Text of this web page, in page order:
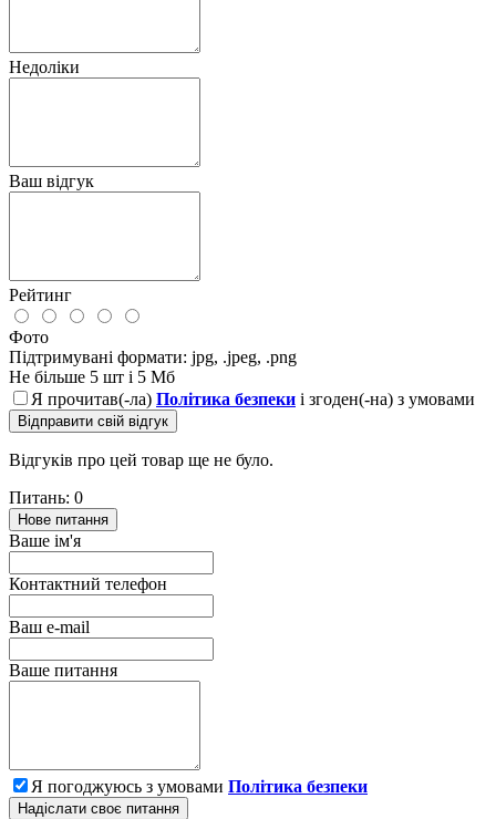
Недоліки
Ваш відгук
Рейтинг
Фото
Підтримувані формати: jpg, .jpeg, .png
Не більше 5 шт і 5 Мб
Я прочитав(-ла) Політика безпеки і згоден(-на) з умовами
Відправити свій відгук
Відгуків про цей товар ще не було.
Питань: 0
Нове питання
Ваше ім'я
Контактний телефон
Ваш e-mail
Ваше питання
Я погоджуюсь з умовами Політика безпеки
Надіслати своє питання